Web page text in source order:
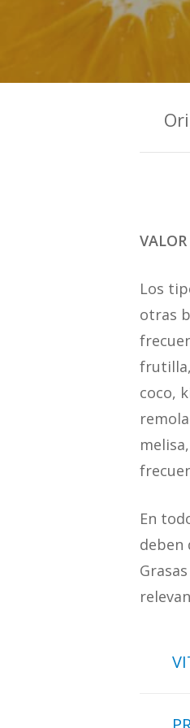
Los
otras
coco,
En
deben